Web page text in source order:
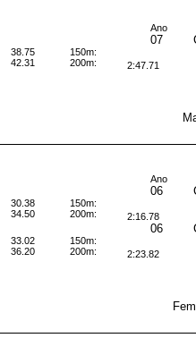
Ano
07
38.75
42.31
150m:
200m:
2:47.71
Ano
06
30.38
34.50
150m:
200m:
2:16.78
06
33.02
36.20
150m:
200m:
2:23.82